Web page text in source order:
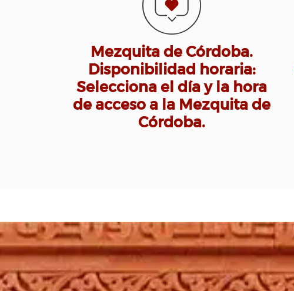
Mezquita de Córdoba.
Disponibilidad horaria:
Selecciona el día y la hora
de acceso a la Mezquita de
Córdoba.